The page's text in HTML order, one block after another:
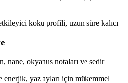
koku profili, uzun süre kalıcı
nane, okyanus notaları ve sedir
enerjik, yaz ayları için mükemmel